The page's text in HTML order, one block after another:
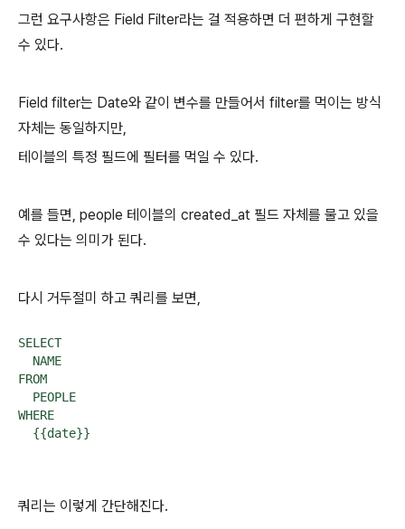
그런 요구사항은 Field Filter라는 걸 적용하면 더 편하게 구현할
수 있다.
Field filter는 Date와 같이 변수를 만들어서 filter를 먹이는 방식
자체는 동일하지만,
테이블의 특정 필드에 필터를 먹일 수 있다.
예를 들면, people 테이블의 created_at 필드 자체를 물고 있을
수 있다는 의미가 된다.
다시 거두절미 하고 쿼리를 보면,
SELECT
  NAME
FROM
  PEOPLE
WHERE
  {{date}}
쿼리는 이렇게 간단해진다.